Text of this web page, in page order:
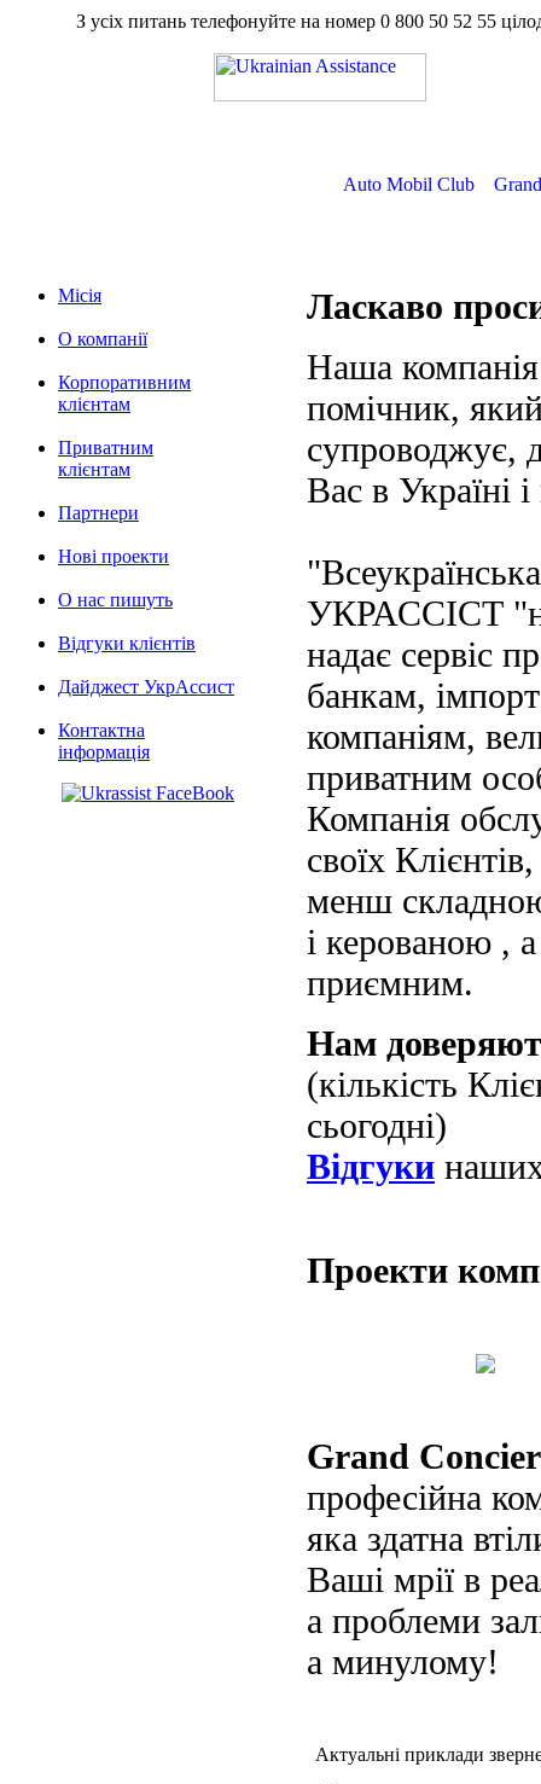
З усіх питань телефонуйте на номер 0 800 50 52 55
Auto Mobil Club
Місія
О компанії
Корпоративним
клієнтам
Приватним
клієнтам
Партнери
Нові проекти
О нас пишуть
Відгуки клієнтів
Дайджест УкрАссист
Контактна
інформація
Ласкаво
Наша
помічник,
супроводжує,
Вас в Україні
УКРАССІСТ
надає сервіс
банкам,
компаніям,
приватним
Компанія
своїх
менш
і керованою ,
приємним.
Нам
(кількість
сьогодні)
Відгуки наших
Проекти
Grand
професійна
яка здатна
Ваші мрії в
а проблеми
а минулому!
Актуальні приклади